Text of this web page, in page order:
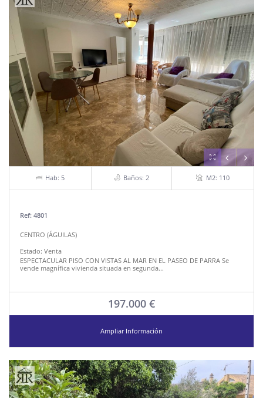
Hab: 5 Baños: 2 M2: 110
Ref: 4801
CENTRO (ÁGUILAS)
Estado: Venta
ESPECTACULAR PISO CON VISTAS AL MAR EN EL PASEO DE PARRA Se
vende magnífica vivienda situada en segunda...
197.000 €
Ampliar Información